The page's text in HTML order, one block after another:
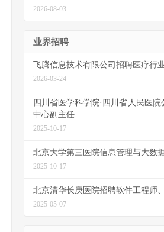
2026-08-03
业界招聘
飞腾信息技术有限公司招聘医疗行
2026-03-24
四川省医学科学院·四川省人民医
中心副主任
2025-10-17
北京大学第三医院信息管理与大数
2025-10-17
北京清华长庚医院招聘软件工程师
2025-05-07